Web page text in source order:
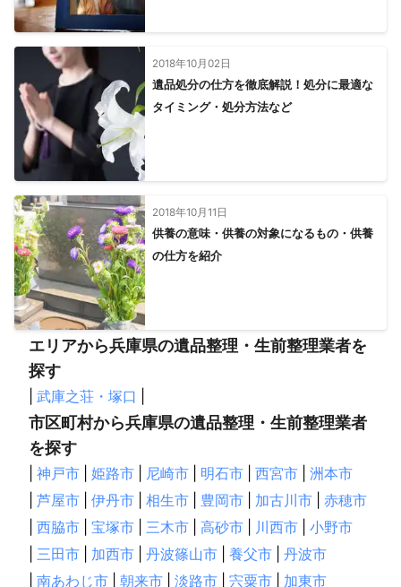
2018年10月02日
遺品処分の仕方を徹底解説！処分に最適な
タイミング・処分方法など
2018年10月11日
供養の意味・供養の対象になるもの・供養
の仕方を紹介
エリアから兵庫県の遺品整理・生前整理業者を
探す
武庫之荘・塚口
市区町村から兵庫県の遺品整理・生前整理業者
を探す
神戸市 姫路市 尼崎市 明石市 西宮市
洲本市
芦屋市 伊丹市 相生市 豊岡市 加古川市
赤穂市
西脇市 宝塚市 三木市 高砂市 川西市
小野市
三田市 加西市 丹波篠山市 養父市
丹波市
南あわじ市 朝来市 淡路市 宍粟市
加東市